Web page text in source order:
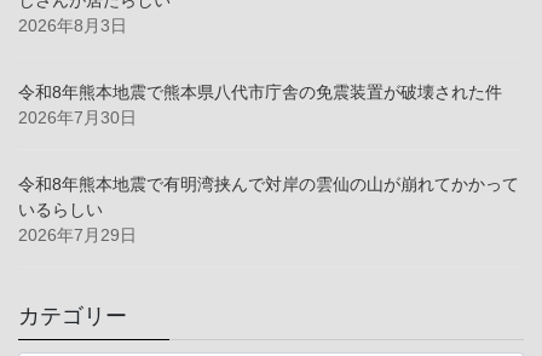
2026年8月3日
令和8年熊本地震で熊本県八代市庁舎の免震装置が破壊された件
2026年7月30日
令和8年熊本地震で有明湾挟んで対岸の雲仙の山が崩れてかかって
いるらしい
2026年7月29日
カテゴリー